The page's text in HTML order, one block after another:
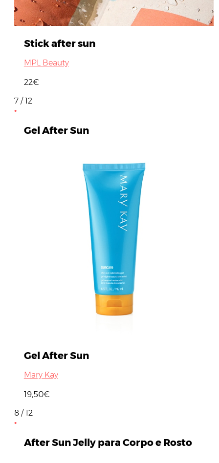
Stick after sun
MPL Beauty
22€
7 / 12
Gel After Sun
Gel After Sun
Mary Kay
19,50€
8 / 12
After Sun Jelly para Corpo e Rosto